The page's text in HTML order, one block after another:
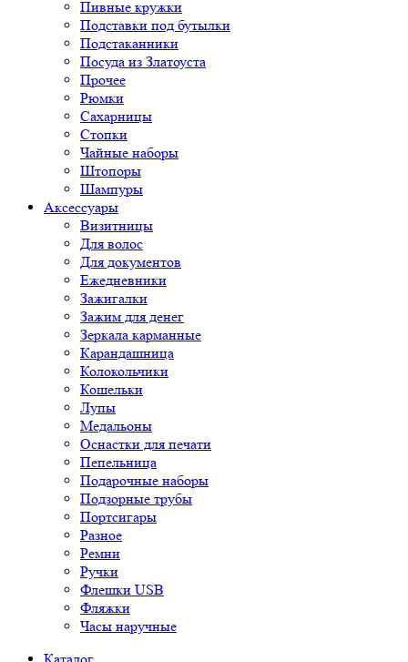
Пивные кружки
Подставки под бутылки
Подстаканники
Посуда из Златоуста
Прочее
Рюмки
Сахарницы
Стопки
Чайные наборы
Штопоры
Шампуры
Аксессуары
Визитницы
Для волос
Для документов
Ежедневники
Зажигалки
Зажим для денег
Зеркала карманные
Карандашница
Колокольчики
Кошельки
Лупы
Медальоны
Оснастки для печати
Пепельница
Подарочные наборы
Подзорные трубы
Портсигары
Разное
Ремни
Ручки
Флешки USB
Фляжки
Часы наручные